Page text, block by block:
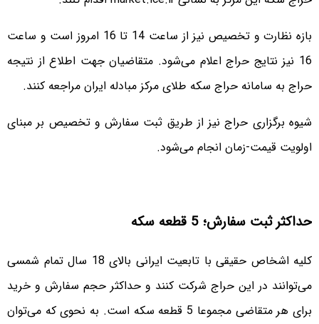
بازه نظارت و تخصیص نیز از ساعت 14 تا 16 امروز است و ساعت
16 نیز نتایج حراج اعلام می‌شود. متقاضیان جهت اطلاع از نتیجه
حراج به سامانه حراج سکه طلای مرکز مبادله ایران مراجعه کنند.
شیوه برگزاری حراج نیز از طریق ثبت سفارش و تخصیص بر مبنای
اولویت قیمت-زمان انجام می‌شود.
حداکثر ثبت سفارش؛ 5 قطعه سکه
کلیه اشخاص حقیقی با تابعیت ایرانی بالای 18 سال تمام شمسی
می‌توانند در این حراج شرکت کنند و حداکثر حجم سفارش و خرید
برای هر متقاضی مجموعا 5 قطعه سکه است. به نحوی که می‌توان